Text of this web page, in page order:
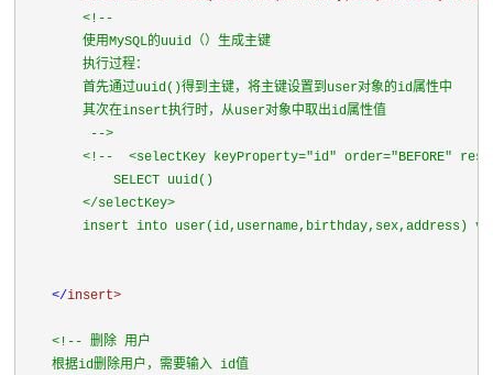
<!--
        使用MySQL的uuid（）生成主键
        执行过程：
        首先通过uuid()得到主键，将主键设置到user对象的id属性中
        其次在insert执行时，从user对象中取出id属性值
         -->
<!--  <selectKey keyProperty="id" order="BEFORE"
            SELECT uuid()
        </selectKey>
insert into user(id,username,birthday,sex,address)
</insert>
<!-- 删除 用户
    根据id删除用户，需要输入 id值